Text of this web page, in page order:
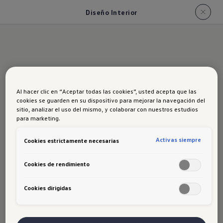
Diseño Interior
Diseño Interior
manteniendo los estándares de confort,
mediante regulación eléctrica, con función de
calefacción en las plazas delanteras (Aplica
Al hacer clic en “Aceptar todas las cookies”, usted acepta que las
cookies se guarden en su dispositivo para mejorar la navegación del
sitio, analizar el uso del mismo, y colaborar con nuestros estudios
para marketing.
Cookies estrictamente necesarias Activas siempre
Cookies de rendimiento
Cookies dirigidas